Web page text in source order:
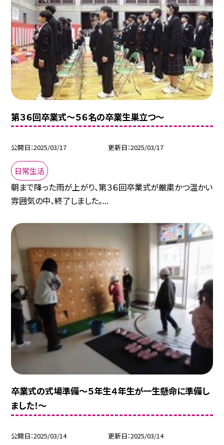
第３６回卒業式～５６名の卒業生巣立つ～
公開日 2025/03/17 更新日 2025/03/17
日常生活
朝まで降った雨が上がり、第３６回卒業式が厳粛かつ温かい
雰囲気の中、終了しました。...
卒業式の式場準備～５年生４年生が一生懸命に準備し
ました！～
公開日 2025/03/14 更新日 2025/03/14